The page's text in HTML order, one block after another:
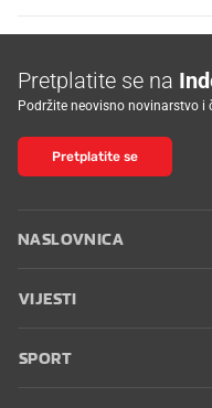
Pretplatite se na
Podržite neovisno novinarstvo i
Pretplatite se
NASLOVNICA
VIJESTI
SPORT